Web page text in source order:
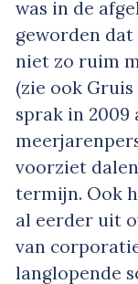
was in de
geworden
niet zo ruim
(zie ook Gruis
sprak in 2009
voorziet
termijn. Ook
al eerder uit
van
langlopende